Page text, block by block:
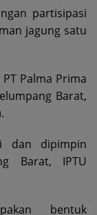
partisipasi
jagung satu
Palma Prima
Barat,
dan dipimpin
Barat, IPTU
bentuk